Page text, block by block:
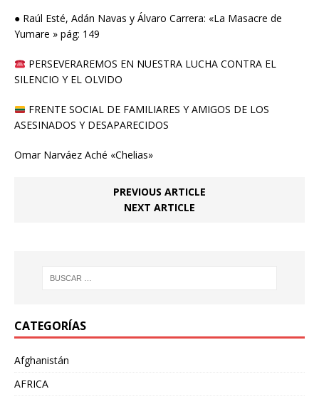
● Raúl Esté, Adán Navas y Álvaro Carrera: «La Masacre de
Yumare » pág: 149
PERSEVERAREMOS EN NUESTRA LUCHA CONTRA EL
SILENCIO Y EL OLVIDO
FRENTE SOCIAL DE FAMILIARES Y AMIGOS DE LOS
ASESINADOS Y DESAPARECIDOS
Omar Narváez Aché «Chelias»
PREVIOUS ARTICLE
NEXT ARTICLE
CATEGORÍAS
Afghanistán
AFRICA